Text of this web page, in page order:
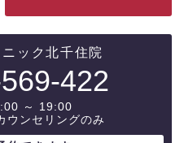
422
～ 19:00
ンセリングのみ